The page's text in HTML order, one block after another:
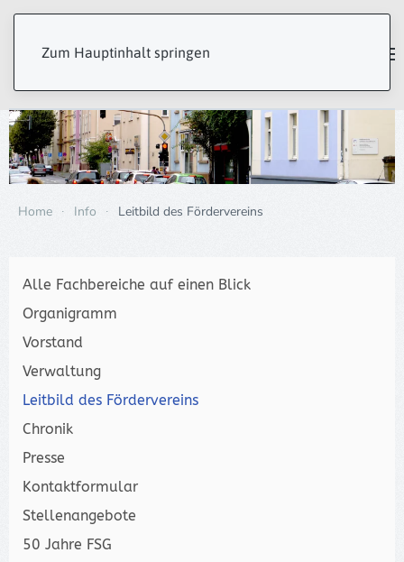
Zum Hauptinhalt springen
Home Info Leitbild des Fördervereins
Alle Fachbereiche auf einen Blick
Organigramm
Vorstand
Verwaltung
Leitbild des Fördervereins
Chronik
Presse
Kontaktformular
Stellenangebote
50 Jahre FSG